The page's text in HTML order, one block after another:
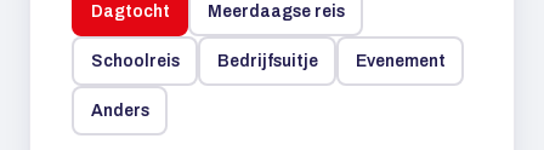
Dagtocht Meerdaagse reis
Schoolreis Bedrijfsuitje Evenement
Anders